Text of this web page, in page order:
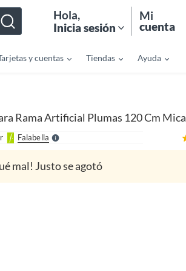
Hola,
Inicia sesión
Mi
cuenta
y cuentas Tiendas Ayuda
Rama Artificial Plumas 120 Cm Mica
FalabellaS
l
l
mal! Justo se agotó